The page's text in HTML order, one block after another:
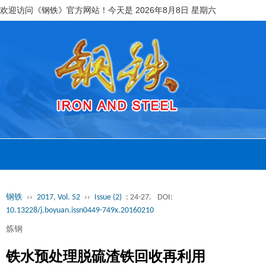
欢迎访问《钢铁》官方网站！今天是 2026年8月8日 星期六
钢铁 ›› 2017, Vol. 52 ›› Issue (2) : 24-27.
DOI:
10.13228/j.boyuan.issn0449-749x.20160210
炼钢
铁水预处理脱硫渣铁回收再利用